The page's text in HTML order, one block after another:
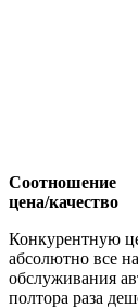
Соотношение
цена/качество
Конкурентную
абсолютно все
обслуживания
полтора раза